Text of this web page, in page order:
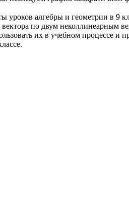
уроков алгебры и геометрии в
по двум
их в учебном процессе